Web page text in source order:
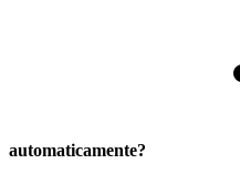
automaticamente?